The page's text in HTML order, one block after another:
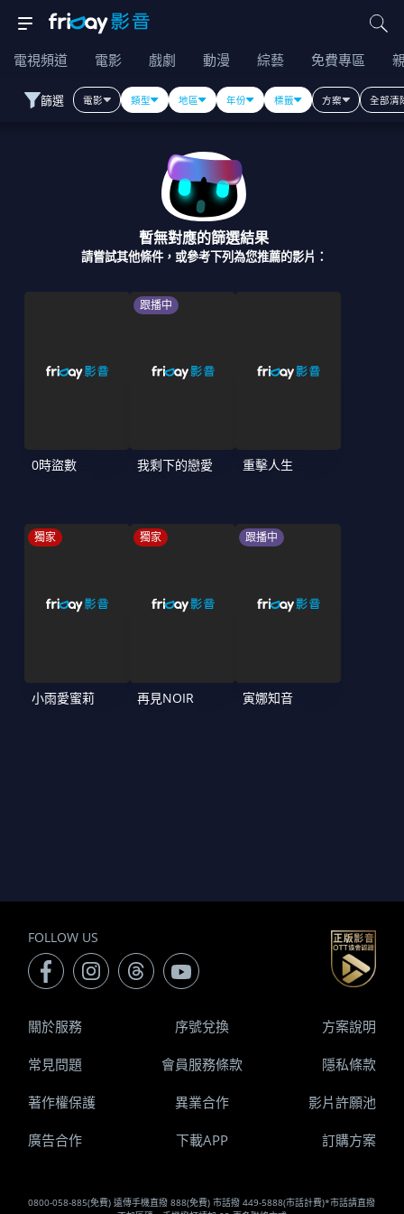
電視頻道 電影 戲劇 動漫 綜藝 免費專區
篩選 電影 類型 地區 年份 標籤 方案 全部清
暫無對應的篩選結果
請嘗試其他條件，或參考下列為您推薦的影片：
0時盜數
跟播中
我剩下的戀愛 重擊人生
獨家
小雨愛蜜莉
獨家
再見NOIR
跟播中
寅娜知音
FOLLOW US
0800-058-885(免費) 遠傳手機直撥 888(免費) 市話撥 449-5888(市話計費)*市話請直撥
關於服務 序號兌換 方案說明
常見問題 會員服務條款 隱私條款
著作權保護 異業合作 影片許願池
廣告合作 下載APP 訂購方案